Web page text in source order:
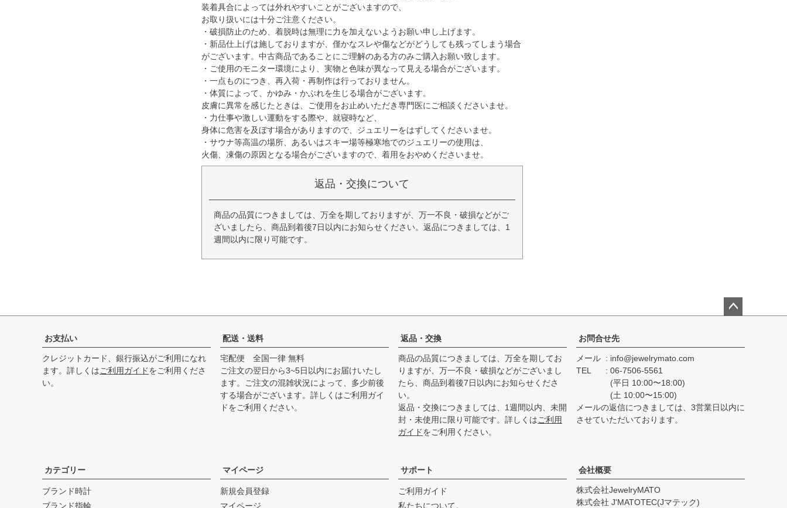
装着具合によっては外れやすいことがございますので、
お取り扱いには十分ご注意ください。
・破損防止のため、着脱時は無理に力を加えないようお願い申し上げます。
・新品仕上げは施しておりますが、僅かなスレや傷などがどうしても残ってしまう場合
がございます。中古商品であることにご理解のある方のみご購入お願い致します。
・ご使用のモニター環境により、実物と色味が異なって見える場合がございます。
・一点ものにつき、再入荷・再制作は行っておりません。
・体質によって、かゆみ・かぶれを生じる場合がございます。
皮膚に異常を感じたときは、ご使用をお止めいただき専門医にご相談くださいませ。
・力仕事や激しい運動をする際や、就寝時など、
身体に危害を及ぼす場合がありますので、ジュエリーをはずしてくださいませ。
・サウナ等高温の場所、あるいはスキー場等極寒地でのジュエリーの使用は、
火傷、凍傷の原因となる場合がございますので、着用をおやめくださいませ。
返品・交換について
商品の品質につきましては、万全を期しておりますが、万一不良・破損などがご
ざいましたら、商品到着後7日以内にお知らせください。返品につきましては、1
週間以内に限り可能です。
ップ
お支払い
クレジットカード、銀行振込がご利用になれ
ます。詳しくはご利用ガイドをご利用くださ
い。
配送・送料
宅配便 全国一律 無料
ご注文の翌日から3~5日以内にお届けいたし
ます。ご注文の混雑状況によって、多少前後
する場合がございます。詳しくはご利用ガイ
ドをご利用ください。
返品・交換
商品の品質につきましては、万全を期してお
りますが、万一不良・破損などがございまし
たら、商品到着後7日以内にお知らせくださ
い。
返品・交換につきましては、1週間以内、未開
封・未使用に限り可能です。詳しくはご利用
ガイドをご利用ください。
お問合せ先
メール
info@jewelrymato.com
TEL
06-7506-5561
(平日 10:00〜18:00)
(土 10:00〜15:00)
メールの返信につきましては、3営業日以内に
させていただいております。
カテゴリー
ブランド時計
ブランド指輪
マイページ
新規会員登録
マイページ
サポート
ご利用ガイド
私たちについて。
会社概要
株式会社JewelryMATO
株式会社 J'MATOTEC(Jマテック)